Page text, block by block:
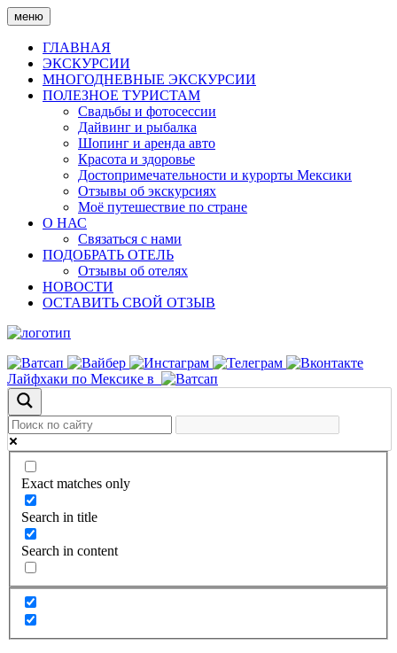
Skip
to
content
меню
ГЛАВНАЯ
ЭКСКУРСИИ
МНОГОДНЕВНЫЕ ЭКСКУРСИИ
ПОЛЕЗНОЕ ТУРИСТАМ
Свадьбы и фотосессии
Дайвинг и рыбалка
Шопинг и аренда авто
Красота и здоровье
Достопримечательности и курорты Мексики
Отзывы об экскурсиях
Моё путешествие по стране
О НАС
Связаться с нами
ПОДОБРАТЬ ОТЕЛЬ
Отзывы об отелях
НОВОСТИ
ОСТАВИТЬ СВОЙ ОТЗЫВ
Лайфхаки по Мексике в
Exact matches only
Search in title
Search in content